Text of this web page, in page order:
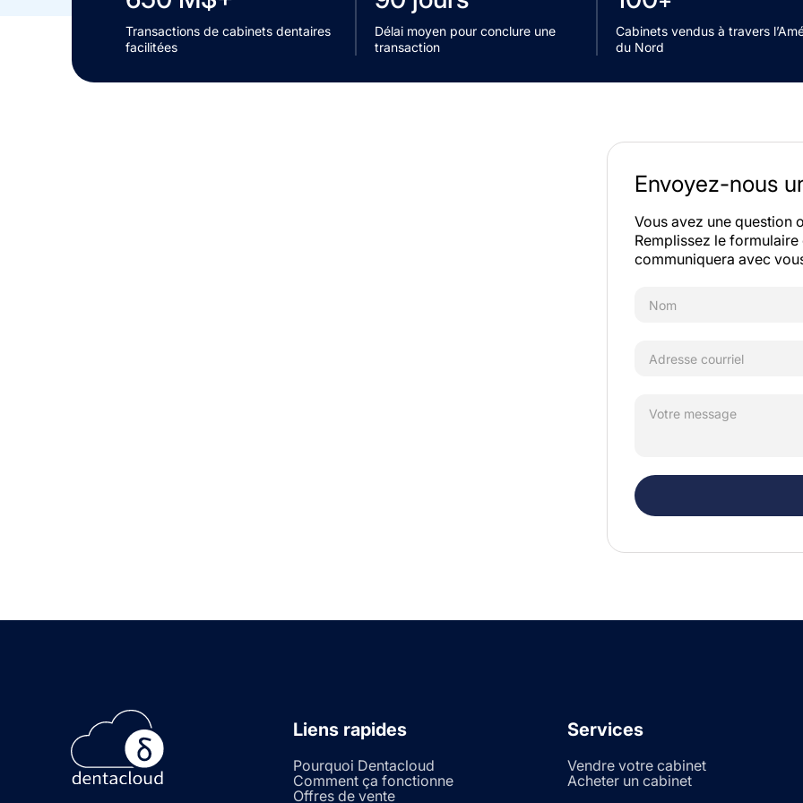
Transactions de cabinets dentaires
facilitées
Délai moyen pour conclure une
transaction
Cabinets vendus à travers
du Nord
Envoyez-nous
Vous avez une question
Remplissez le
communiquera avec
Liens rapides
Pourquoi Dentacloud
Comment ça fonctionne
Offres de vente
Services
Vendre votre cabinet
Acheter un cabinet